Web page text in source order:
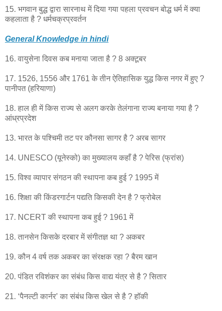
15. भगवान बुद्ध द्वारा सारनाथ में दिया गया पहला प्रवचन बोद्ध धर्म में क्या
कहलाता है ? धर्मचक्रप्रवर्तन
General Knowledge in hindi
16. वायुसेना दिवस कब मनाया जाता है ? 8 अक्टूबर
17. 1526, 1556 और 1761 के तीन ऐतिहासिक युद्ध किस नगर में हुए ?
पानीपत (हरियाणा)
18. हाल ही में किस राज्य से अलग करके तेलंगाना राज्य बनाया गया है ?
आंध्रप्रदेश
13. भारत के पश्चिमी तट पर कौनसा सागर है ? अरब सागर
14. UNESCO (यूनेस्को) का मुख्यालय कहाँ है ? पेरिस (फ्रांस)
15. विश्व व्यापार संगठन की स्थापना कब हुई ? 1995 में
16. शिक्षा की किंडरगार्टन पद्यति किसकी देन है ? फ्रोबेल
17. NCERT की स्थापना कब हुई ? 1961 में
18. तानसेन किसके दरबार में संगीतज्ञ था ? अकबर
19. कौन 4 वर्ष तक अकबर का संरक्षक रहा ? बैरम खान
20. पंडित रविशंकर का संबंध किस वाद्य यंत्र से है ? सितार
21. ‘पैनल्टी कार्नर’ का संबंध किस खेल से है ? हॉकी